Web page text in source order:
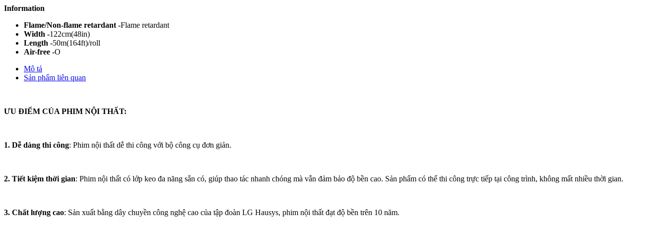
Information
Flame/Non-flame retardant -Flame retardant
Width -122cm(48in)
Length -50m(164ft)/roll
Air-free -O
Mô tả
Sản phẩm liên quan
ƯU ĐIỂM CỦA PHIM NỘI THẤT:
1. Dễ dàng thi công: Phim nội thất dễ thi công với bộ công cụ đơn giản.
2. Tiết kiệm thời gian: Phim nội thất có lớp keo đa năng sẵn có, giúp thao tác nhanh chóng mà vẫn đảm bảo độ bền cao. Sản phẩm có thể thi công trực tiếp tại công trình, không mất nhiều thời gian.
3. Chất lượng cao: Sản xuất bằng dây chuyền công nghệ cao của tập đoàn LG Hausys, phim nội thất đạt độ bền trên 10 năm.